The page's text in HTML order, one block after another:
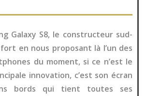
Galaxy S8, le constructeur sud-
en nous proposant là l’un des
du moment, si ce n’est le
innovation, c’est son écran
bords qui tient toutes ses